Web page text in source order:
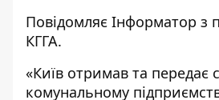
Повідомляє Інформатор з
КГГА.
«Київ отримав та передає
комунальному